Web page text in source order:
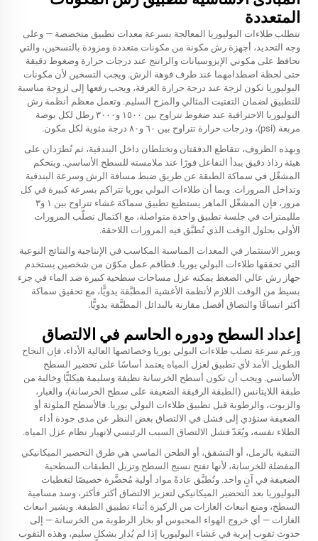
المتعددة
تتطلب طلاءات البوليوريا المعالجة بسرعة معدات تطبيق متخصصة — وعلى
وجه التحديد، أجهزة رش مكونة من مكونات متعددة ومزودة بالتسخين، والتي
تحافظ على مكوني الإيزوسيانات والراتنج عند درجات حرارة وضغوط دقيقة
حتى لحظة اصطدامهما عند طرف فوهة الرش. ويجب التسخين لأن مكونات
البوليوريا تكون لزجة عند درجة حرارة الغرفة، ويجب رفعها إلى لزوجة مناسبة
للتطبيق لضمان التفتيت المثالي والمزج السليم. وتعمل معظم أنظمة رش
البوليوريا الاحترافية عند ضغوط تتراوح بين ١٥٠٠ و٣٠٠٠ رطل لكل بوصة
مربعة (psi)، ودرجات حرارة تتراوح بين ٦٠ و٨٠ درجة مئوية لكل مكون.
وبهذه الظروف، تتقاطع الدفقتان وتختلطان داخل البندقية، ثم تُطرَدان على
هيئة رذاذ دقيق يبدأ التفاعل فورًا عند ملامسته للسطح الأساسي. ويتحكم
المشغّل في سماكة الطبقة عن طريق ضبط مسافة الرش وسرعة البندقية
وتداخل المرورات. وبما أن طلاءات البولي يوريا تتراكم بسرعة كبيرة في كل
مرور، فإن المشغّل الماهر يستطيع تطبيق سماكة غشاء تتراوح بين ١ و٣
ملليمترات في جلسة تطبيق واحدة متواصلة، مع اكتمال تصلّب المرورات
الأولى بحلول الوقت الذي تُطبَّق فيه المرورات اللاحقة.
ويبرر الاستثمار في المعدات المناسبة المكاسب في الإنتاجية والنتائج النوعية
التي تحققها طلاءات البولي يوريا. فطاقم عمل مكوّن من شخصين يستخدم
جهاز رش عالي الضغط يمكنه عزل مساحات سطحية كبيرة ضد الماء في جزء
بسيط من الوقت اللازم لأنظمة الأغشية المطبَّقة يدويًّا، مع تحقيق سماكة
أكثر اتساقًا والتصاق أفضل مقارنة بالبدائل المطبَّقة يدويًّا.
إعداد السطح ودوره الحاسم في الالتصاق
ورغم سرعة تصلب طلاءات البولي يوريا وخصائصها العالية الأداء، فإن النجاح
الطويل الأمد لأي تطبيق لعزل المياه يعتمد أساسًا على تحضير السطح
الأساسي. ويجب أن تكون أسطح الخرسانة نظيفة وسليمة هيكليًّا وخالية من
طبقة اللايتانس (الطبقة الرقيقة الضعيفة على سطح الخرسانة)، والغبار،
والزيوت، والرطوبة قبل تطبيق طلاءات البولي يوريا. فالأسطح الملوثة أو
الضعيفة ستؤدي إلى فشل في الالتصاق بغض النظر عن مدى جودة أداء
الطلاء نفسه، ويُعَدّ فشل الالتصاق السبب الرئيسي لانهيار نظام عزل المياه.
التنقية بالرمل، أو التشقق، أو الطحن الماسي هي طرق التحضير الميكانيكي
المفضلة للخرسانة، لأنها تفتح نسيج السطح وتزيل الطبقات السطحية
الضعيفة في آنٍ واحد. وتُطبَّق عادةً مواد أولية مُحضَّرة خصيصًا لتغطيات
البوليوريا بعد التحضير الميكانيكي لتعزيز الالتصاق أكثر فأكثر، وسد مسامية
السطح، ومنع انبعاث الغازات من الركيزة أثناء تطبيق الطبقة. ويشير انبعاث
الغازات — أي خروج الهواء المحبوس أو بخار الرطوبة من الخرسانة — إلى
حدوث ثقوب إبرية في غشاء البوليوريا إذا لم يُدار بشكلٍ سليم، وهذه الثقوب